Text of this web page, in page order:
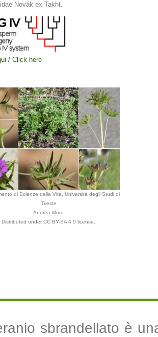
Novák ex Takht.
/ Click here
di Scienze della Vita, Università degli Studi di
Trieste
Andrea Moro
Distributed under CC BY-SA 4.0 license.
sbrandellato è